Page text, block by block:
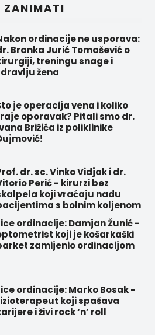
ZANIMATI
ordinacije ne usporava:
Branka Jurić Tomašević o
treningu snage i
žena
je operacija vena i koliko
oporavak? Pitali smo dr.
Brižića iz poliklinike
dr. sc. Vinko Vidjak i dr.
Perić - kirurzi bez
koji vraćaju nadu
s bolnim koljenom
ordinacije: Damjan Žunić -
koji je košarkaški
zamijenio ordinacijom
ordinacije: Marko Bosak -
koji spašava
i živi rock ‘n’ roll